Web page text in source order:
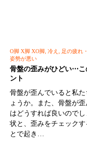
O脚 X脚 XO脚, 冷え, 足の疲れ
姿勢が悪い
骨盤の歪みがひどい⋯こ
ント
骨盤が歪んでいると私
ょうか。また、骨盤が
はどうすれば良いので
状と、歪みをチェック
とで起き…